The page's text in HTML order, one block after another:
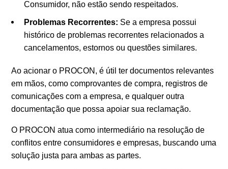
Consumidor, não estão sendo respeitados.
Problemas Recorrentes: Se a empresa possui
histórico de problemas recorrentes relacionados a
cancelamentos, estornos ou questões similares.
Ao acionar o PROCON, é útil ter documentos relevantes
em mãos, como comprovantes de compra, registros de
comunicações com a empresa, e qualquer outra
documentação que possa apoiar sua reclamação.
O PROCON atua como intermediário na resolução de
conflitos entre consumidores e empresas, buscando uma
solução justa para ambas as partes.